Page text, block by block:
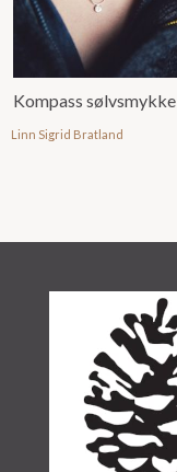
Kompass sølvsmykke
Linn Sigrid Bratland